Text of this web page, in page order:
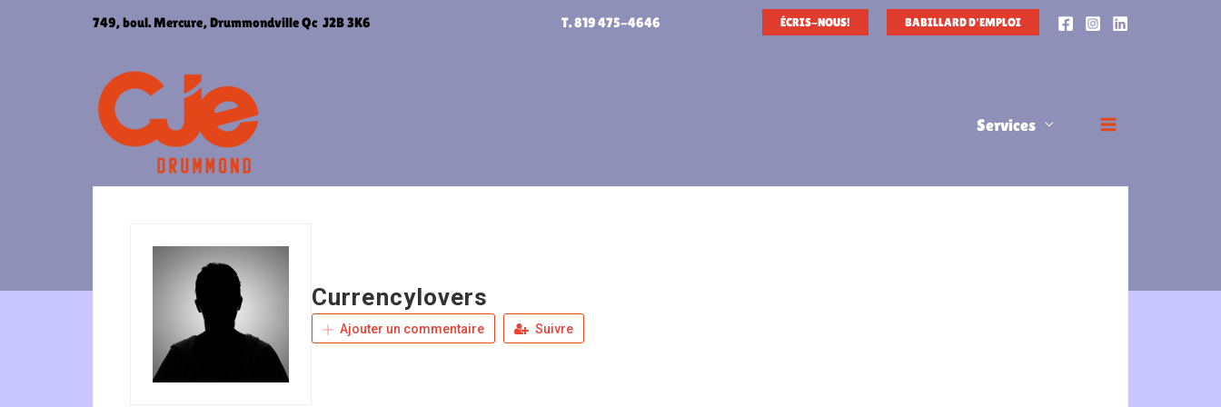
749, boul. Mercure, Drummondville Qc J2B 3K6 T. 819 475-4646 ÉCRIS-NOUS! BABILLARD D'EMPLOI
Services
Currencylovers
Ajouter un commentaire Suivre